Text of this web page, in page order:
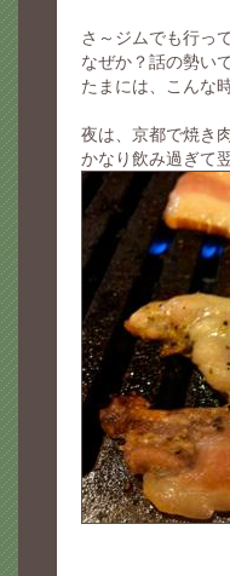
さ～ジムでも行っ
なぜか？話の勢い
たまには、こんな
夜は、京都で焼き
かなり飲み過ぎて